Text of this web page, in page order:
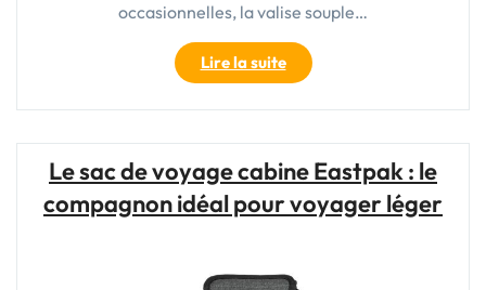
occasionnelles, la valise souple…
Lire la suite"La
Valise
Souple
Votre
Compagnon
Idéal"
Le sac de voyage cabine Eastpak : le
compagnon idéal pour voyager léger